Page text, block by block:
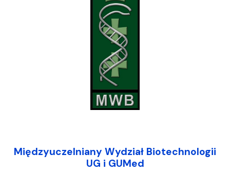
Międzyuczelniany Wydział Biotechnologii
UG i GUMed